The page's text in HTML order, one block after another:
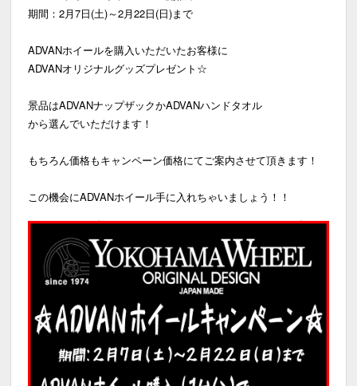
期間：2月7日(土)～2月22日(日)まで
ADVANホイールを購入いただいたお客様に
ADVANオリジナルグッズプレゼント☆
景品はADVANナップザックかADVANハンドタオル
から選んでいただけます！
もちろん価格もキャンペーン価格にてご案内させて頂きます！
この機会にADVANホイール手に入れちゃいましょう！！